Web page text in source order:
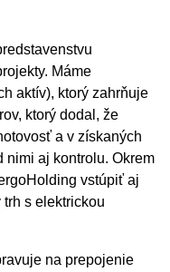
Máme
aktív), ktorý zahrňuje
ktorý dodal, že
a v získaných
nimi aj kontrolu. Okrem
vstúpiť aj
s elektrickou
na prepojenie